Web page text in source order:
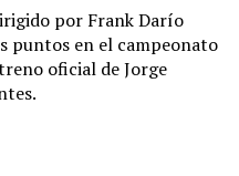
por Frank Darío
puntos en el campeonato
oficial de Jorge